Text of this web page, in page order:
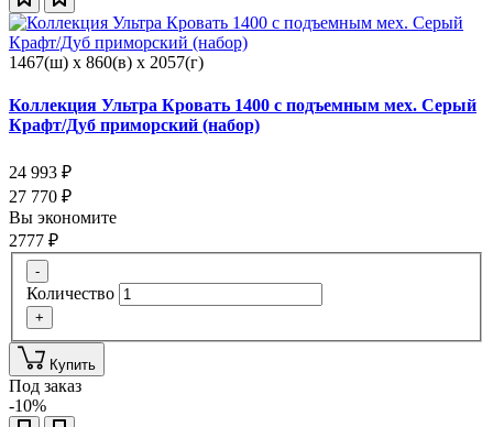
1467(ш) x 860(в) x 2057(г)
Коллекция Ультра Кровать 1400 с подъемным мех. Серый
Крафт/Дуб приморский (набор)
24 993 ₽
27 770 ₽
Вы экономите
2777 ₽
-
Количество
+
Купить
Под заказ
-10%